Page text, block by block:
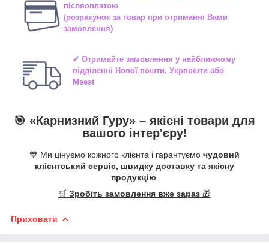
післяоплатою
(розрахунок за товар при отриманні Вами
замовлення)
✔ Отримайте замовлення у найближчому
відділенні Нової пошти, Укрпошти або
Meest
🎯 «Карнизний Гуру» – якісні товари для
вашого інтер'єру!
💙 Ми цінуємо кожного клієнта і гарантуємо чудовий
клієнтський сервіс, швидку доставку та якісну
продукцію.
🛒 Зробіть замовлення вже зараз 🎁
Приховати